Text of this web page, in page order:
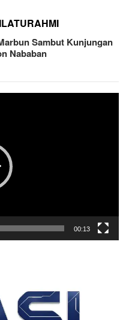
Sambut Kunjungan
Nababan
00:13